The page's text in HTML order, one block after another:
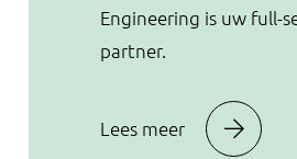
Engineering is uw full-
partner.
Lees meer